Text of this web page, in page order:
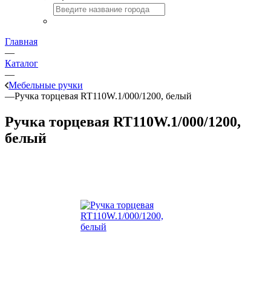
Главная
—
Каталог
—
Мебельные ручки
—Ручка торцевая RT110W.1/000/1200, белый
Ручка торцевая RT110W.1/000/1200,
белый